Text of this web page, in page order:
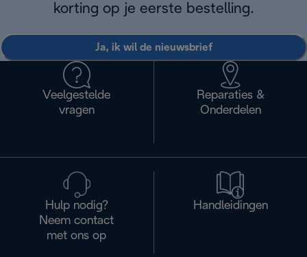
korting op je eerste bestelling.
Ja, ik wil de nieuwsbrief
Veelgestelde
vragen
Reparaties &
Onderdelen
Hulp nodig?
Neem contact
met ons op
Handleidingen